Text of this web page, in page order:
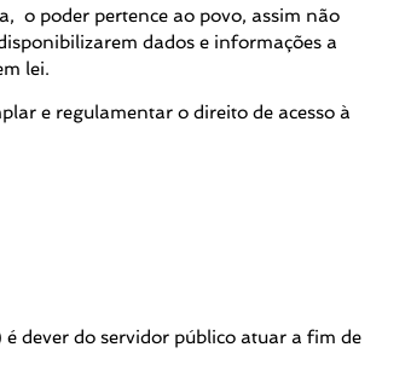
o poder pertence ao povo, assim não
dados e informações a
lei.
e regulamentar o direito de acesso à
dever do servidor público atuar a fim de